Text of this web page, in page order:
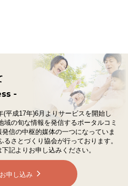
-
平成17年)6月よりサービスを開始し
域の旬な情報を発信するポータルコミ
信の中枢的媒体の一つになっていま
さとづくり協会が行っております。
記よりお申し込みください。
申し込み